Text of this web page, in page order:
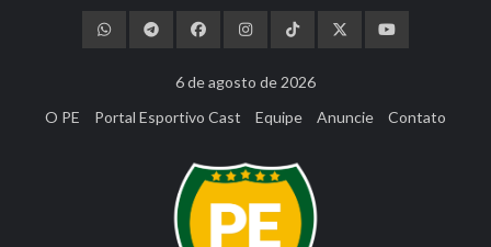
6 de agosto de 2026
O PE
Portal Esportivo Cast Equipe Anuncie Contato